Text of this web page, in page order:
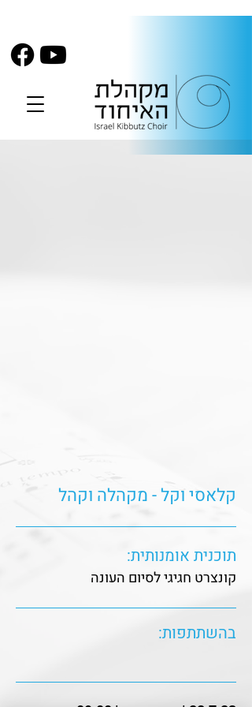
קלאסי וקל - מקהלה וקהל
תוכנית אומנותית:
קונצרט חגיגי לסיום העונה
בהשתתפות: